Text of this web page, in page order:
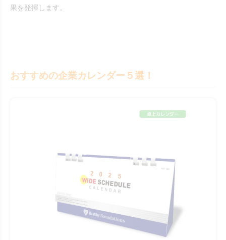
果を発揮します。
おすすめの企業カレンダー５選！